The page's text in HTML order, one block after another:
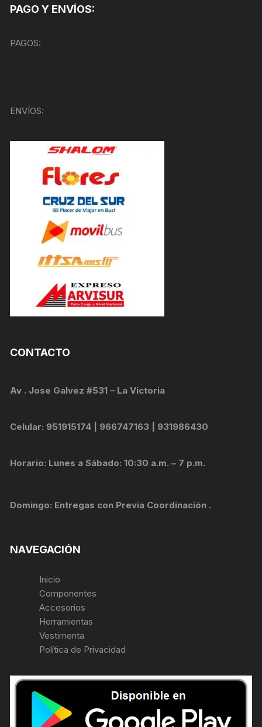
PAGO Y ENVÍOS:
PAGOS:
ENVÍOS:
CONTACTO
Av . Jose Galvez #531 – La Victoria
Celular: 951915174 | 966747163 | 931986430
Horario: Lunes a Sábado: 10:30 a.m. – 7 p.m.
Domingo: Entregas con Previa Coordinación .
NAVEGACIÓN
Inicio
Componentes
Accesorios
Herramientas
Vestimenta
Política de Privacidad